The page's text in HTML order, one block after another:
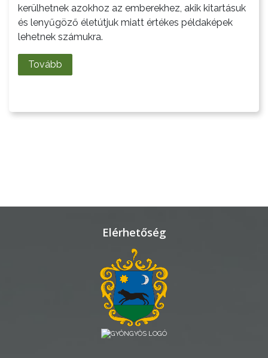
LAKOSSÁGI
INFORMÁCIÓK
HASZNOS
PÉNZÜGYEI
kerülhetnek azokhoz az emberekhez, akik kitartásuk
és lenyűgöző életútjuk miatt értékes példaképek
lehetnek számukra.
Tovább
Elérhetőség